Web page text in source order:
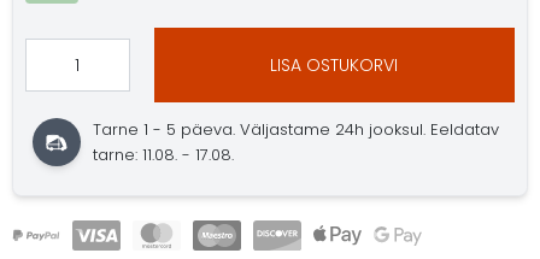
LISA OSTUKORVI
Tarne 1 - 5 päeva. Väljastame 24h jooksul. Eeldatav
tarne: 11.08. - 17.08.